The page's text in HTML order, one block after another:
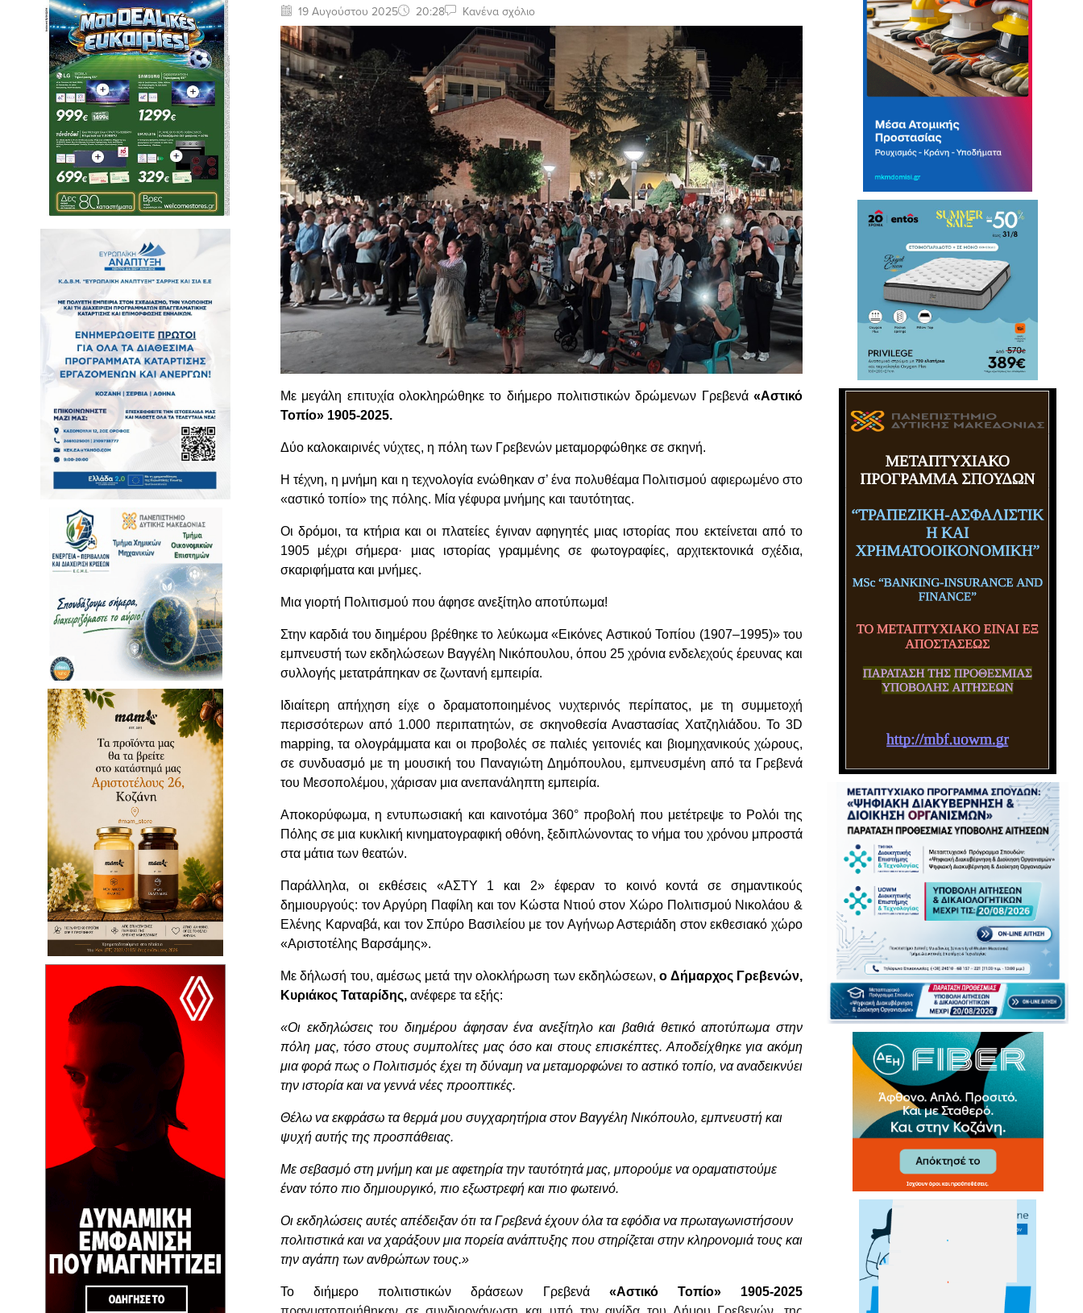
19 Αυγούστου 2025 20:28 Κανένα σχόλιο
Με μεγάλη επιτυχία ολοκληρώθηκε το διήμερο πολιτιστικών δρώμενων Γρεβενά «Αστικό
Τοπίο» 1905-2025.
Δύο καλοκαιρινές νύχτες, η πόλη των Γρεβενών μεταμορφώθηκε σε σκηνή.
Η τέχνη, η μνήμη και η τεχνολογία ενώθηκανσ’ ένα πολυθέαμα Πολιτισμού αφιερωμένο στο
«αστικό τοπίο» της πόλης. Μία γέφυρα μνήμης και ταυτότητας.
Οι δρόμοι, τα κτήρια και οι πλατείες έγιναν αφηγητές μιας ιστορίας που εκτείνεται από το
1905 μέχρι σήμερα· μιας ιστορίας γραμμένης σε φωτογραφίες, αρχιτεκτονικά σχέδια,
σκαριφήματα και μνήμες.
Μια γιορτή Πολιτισμού που άφησε ανεξίτηλο αποτύπωμα!
Στην καρδιά του διημέρου βρέθηκε το λεύκωμα «Εικόνες Αστικού Τοπίου (1907–1995)» του
εμπνευστή των εκδηλώσεων Βαγγέλη Νικόπουλου, όπου 25 χρόνια ενδελεχούς έρευνας και
συλλογής μετατράπηκαν σε ζωντανή εμπειρία.
Ιδιαίτερη απήχηση είχε ο δραματοποιημένος νυχτερινός περίπατος, με τη συμμετοχή
περισσότερων από 1.000 περιπατητών, σε σκηνοθεσία Αναστασίας Χατζηλιάδου. Το 3D
mapping, τα ολογράμματα και οι προβολές σε παλιές γειτονιές και βιομηχανικούς χώρους,
σε συνδυασμό με τη μουσική του Παναγιώτη Δημόπουλου, εμπνευσμένη από τα Γρεβενά
του Μεσοπολέμου, χάρισαν μια ανεπανάληπτη εμπειρία.
Αποκορύφωμα, η εντυπωσιακή και καινοτόμα 360° προβολή που μετέτρεψε το Ρολόι της
Πόλης σε μια κυκλική κινηματογραφική οθόνη, ξεδιπλώνοντας το νήμα του χρόνου μπροστά
στα μάτια των θεατών.
Παράλληλα, οι εκθέσεις «ΑΣΤΥ 1 και 2» έφεραν το κοινό κοντά σε σημαντικούς
δημιουργούς: τον Αργύρη Παφίλη και τον Κώστα Ντιού στον Χώρο Πολιτισμού Νικολάου &
Ελένης Καρναβά, και τον Σπύρο Βασιλείου με τον Αγήνωρ Αστεριάδη στον εκθεσιακό χώρο
«Αριστοτέλης Βαρσάμης».
Με δήλωσή του, αμέσως μετά την ολοκλήρωση των εκδηλώσεων,ο Δήμαρχος Γρεβενών,
Κυριάκος Ταταρίδης, ανέφερε τα εξής:
«Οι εκδηλώσεις του διημέρου άφησαν ένα ανεξίτηλο και βαθιά θετικό αποτύπωμα στην
πόλη μας, τόσο στους συμπολίτες μας όσο και στους επισκέπτες. Αποδείχθηκε για ακόμη
μια φορά πως ο Πολιτισμός έχει τη δύναμη να μεταμορφώνει το αστικό τοπίο, να αναδεικνύει
την ιστορία και να γεννά νέες προοπτικές.
Θέλω να εκφράσω τα θερμά μου συγχαρητήρια στον Βαγγέλη Νικόπουλο, εμπνευστή και
ψυχή αυτής της προσπάθειας.
Με σεβασμό στη μνήμη και με αφετηρία την ταυτότητά μας, μπορούμε να οραματιστούμε
έναν τόπο πιο δημιουργικό, πιο εξωστρεφή και πιο φωτεινό.
Οι εκδηλώσεις αυτές απέδειξαν ότι τα Γρεβενά έχουν όλα τα εφόδια να πρωταγωνιστήσουν
πολιτιστικά και να χαράξουν μια πορεία ανάπτυξης που στηρίζεται στην κληρονομιά τους και
την αγάπη των ανθρώπων τους.»
Το διήμερο πολιτιστικών δράσεων Γρεβενά «Αστικό Τοπίο» 1905-2025